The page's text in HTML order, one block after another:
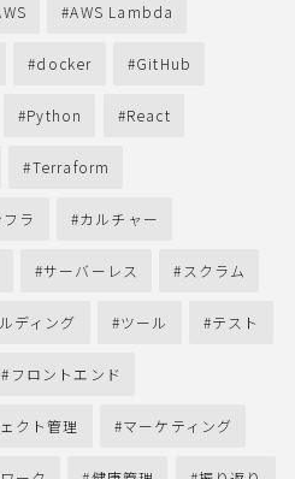
AWS Lambda
docker GitHub
Python React
Terraform
ラ カルチャー
サーバーレス スクラム
ディング ツール テスト
フロントエンド
クト管理 マーケティング